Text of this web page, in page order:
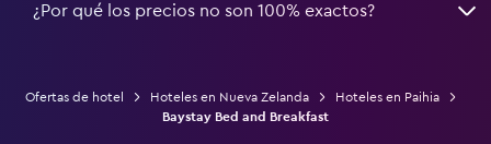
¿Por qué los precios no son 100% exactos?
Ofertas de hotel Hoteles en Nueva Zelanda
Hoteles en Paihia
Baystay Bed and Breakfast